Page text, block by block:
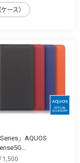
ース）
Series」AQUOS
1,500